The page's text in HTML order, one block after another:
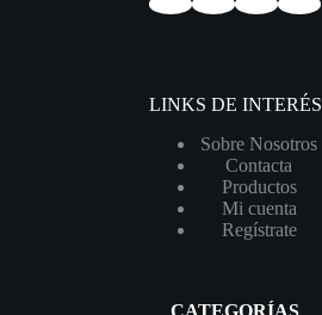
LINKS DE INTERÉS
Sobre Nosotros
Contacta
Productos
Mi cuenta
Regístrate
CATEGORÍAS